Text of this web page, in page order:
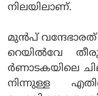
നിലയിലാണ്.
മുന്‍പ് വന്ദേഭാരത്
റെയില്‍വേ
ര്‍ണാടകയിലെ
നിന്നുള്ള